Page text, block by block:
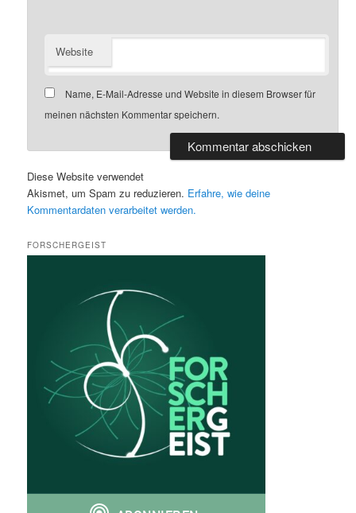
Website
Name, E-Mail-Adresse und Website in diesem Browser für
meinen nächsten Kommentar speichern.
Diese Website verwendet
Akismet, um Spam zu reduzieren. Erfahre, wie deine
Kommentardaten verarbeitet werden.
FORSCHERGEIST